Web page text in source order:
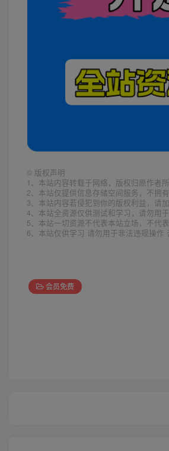
© 版权声明
1、本站内容转载于网络，版权归原作者所
2、本站仅提供信息存储空间服务，不拥
3、本站内容若侵犯到你的版权利益，请
4、本站全资源仅供测试和学习，请勿用
5、本站一切资源不代表本站立场，不代
6、本站仅供学习 请勿用于非法违规操作
会员免费